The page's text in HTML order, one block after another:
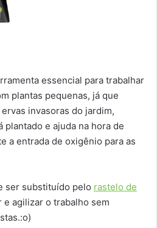
essencial para trabalhar
plantas pequenas, já que
invasoras do jardim,
plantado e ajuda na hora de
a entrada de oxigênio para as
ser substituído pelo rastelo de
e agilizar o trabalho sem